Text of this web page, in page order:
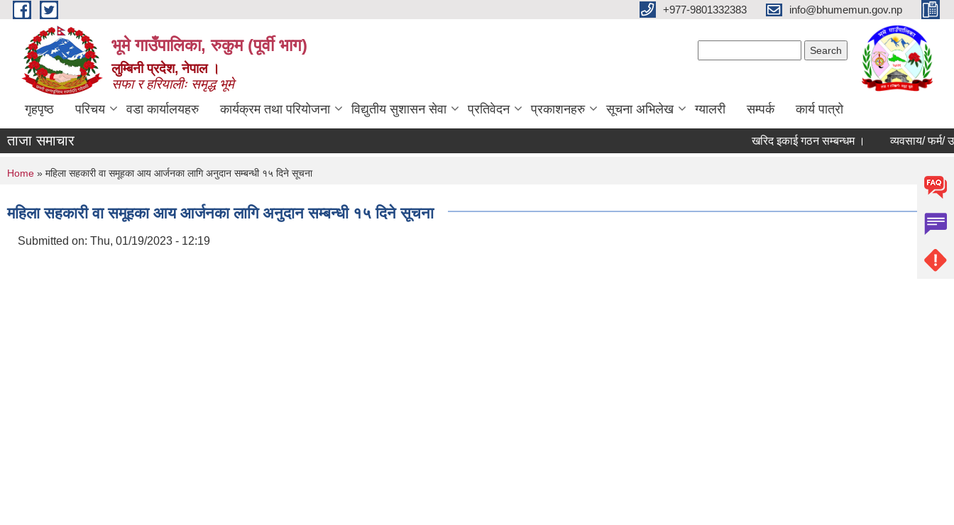
Skip to main content +977-9801332383 info@bhumemun.gov.np
भूमे गाउँपालिका, रुकुम (पूर्वी भाग)
लुम्बिनी प्रदेश, नेपाल ।
सफा र हरियालीः समृद्ध भूमे
गृहपृष्ठ परिचय वडा कार्यालयहरु कार्यक्रम तथा परियोजना विद्युतीय सुशासन सेवा प्रतिवेदन प्रकाशनहरु सूचना अभिलेख ग्यालरी सम्पर्क कार्य पात्रो
ताजा समाचार खरिद इकाई गठन सम्बन्धम । व्यवसाय/ फर्म/
You are here
Home » महिला सहकारी वा समूहका आय आर्जनका लागि अनुदान सम्बन्धी १५ दिने सूचना
महिला सहकारी वा समूहका आय आर्जनका लागि अनुदान सम्बन्धी १५ दिने सूचना
Submitted on: Thu, 01/19/2023 - 12:19